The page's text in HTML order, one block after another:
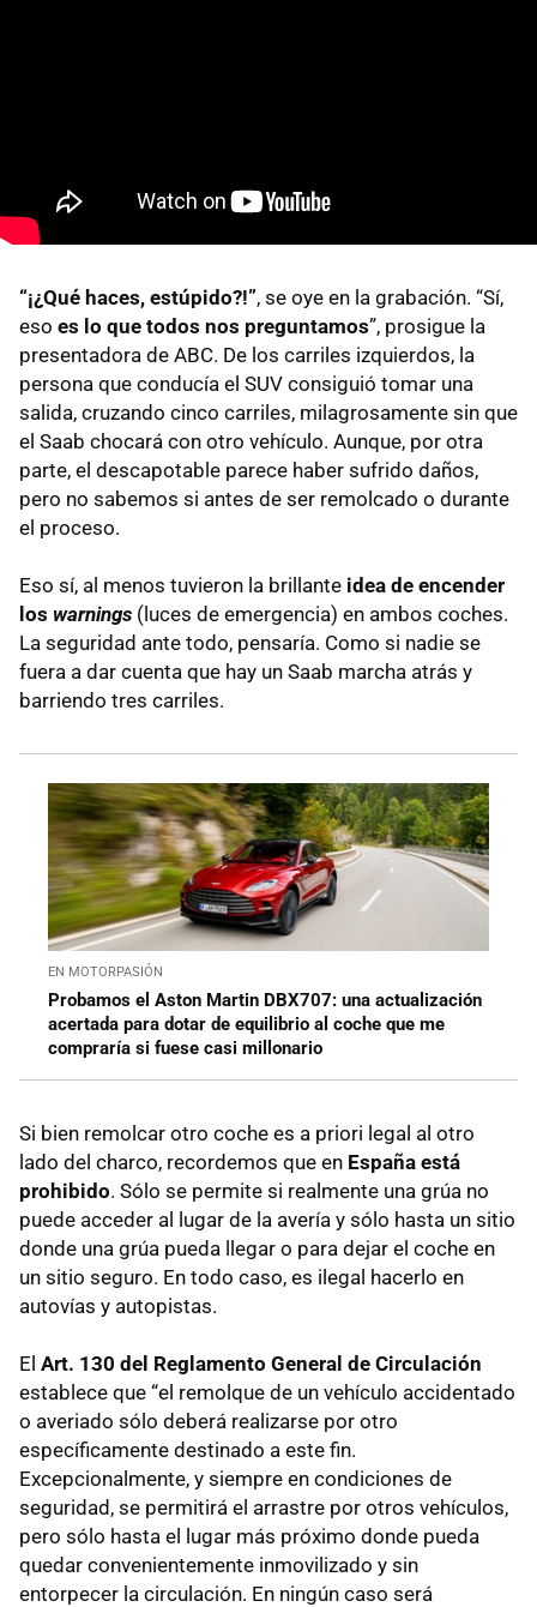
“¡¿Qué haces, estúpido?!”, se oye en la grabación. “Sí,
eso es lo que todos nos preguntamos”, prosigue la
presentadora de ABC. De los carriles izquierdos, la
persona que conducía el SUV consiguió tomar una
salida, cruzando cinco carriles, milagrosamente sin que
el Saab chocará con otro vehículo. Aunque, por otra
parte, el descapotable parece haber sufrido daños,
pero no sabemos si antes de ser remolcado o durante
el proceso.
Eso sí, al menos tuvieron la brillante idea de encender
los warnings (luces de emergencia) en ambos coches.
La seguridad ante todo, pensaría. Como si nadie se
fuera a dar cuenta que hay un Saab marcha atrás y
barriendo tres carriles.
EN MOTORPASIÓN
Probamos el Aston Martin DBX707: una actualización
acertada para dotar de equilibrio al coche que me
compraría si fuese casi millonario
Si bien remolcar otro coche es a priori legal al otro
lado del charco, recordemos que en España está
prohibido. Sólo se permite si realmente una grúa no
puede acceder al lugar de la avería y sólo hasta un sitio
donde una grúa pueda llegar o para dejar el coche en
un sitio seguro. En todo caso, es ilegal hacerlo en
autovías y autopistas.
El Art. 130 del Reglamento General de Circulación
establece que “el remolque de un vehículo accidentado
o averiado sólo deberá realizarse por otro
específicamente destinado a este fin.
Excepcionalmente, y siempre en condiciones de
seguridad, se permitirá el arrastre por otros vehículos,
pero sólo hasta el lugar más próximo donde pueda
quedar convenientemente inmovilizado y sin
entorpecer la circulación. En ningún caso será